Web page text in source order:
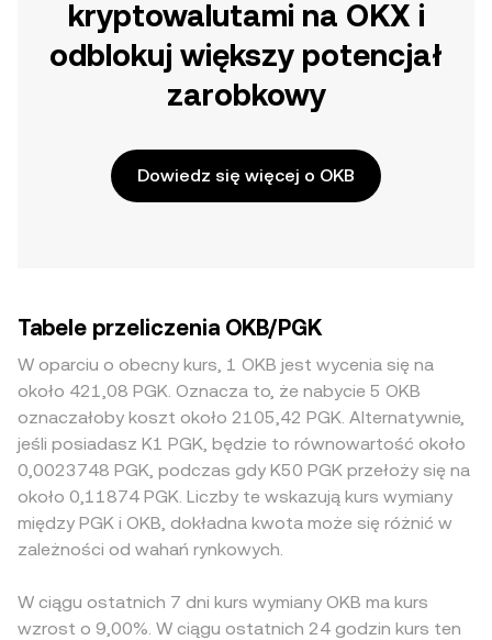
kryptowalutami na OKX i
odblokuj większy potencjał
zarobkowy
Dowiedz się więcej o OKB
Tabele przeliczenia OKB/PGK
W oparciu o obecny kurs, 1 OKB jest wycenia się na
około 421,08 PGK. Oznacza to, że nabycie 5 OKB
oznaczałoby koszt około 2105,42 PGK. Alternatywnie,
jeśli posiadasz K1 PGK, będzie to równowartość około
0,0023748 PGK, podczas gdy K50 PGK przełoży się na
około 0,11874 PGK. Liczby te wskazują kurs wymiany
między PGK i OKB, dokładna kwota może się różnić w
zależności od wahań rynkowych.
W ciągu ostatnich 7 dni kurs wymiany OKB ma kurs
wzrost o 9,00%. W ciągu ostatnich 24 godzin kurs ten